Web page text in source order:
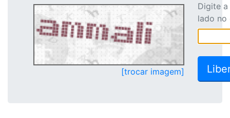
[trocar imagem]
Digite
lado no